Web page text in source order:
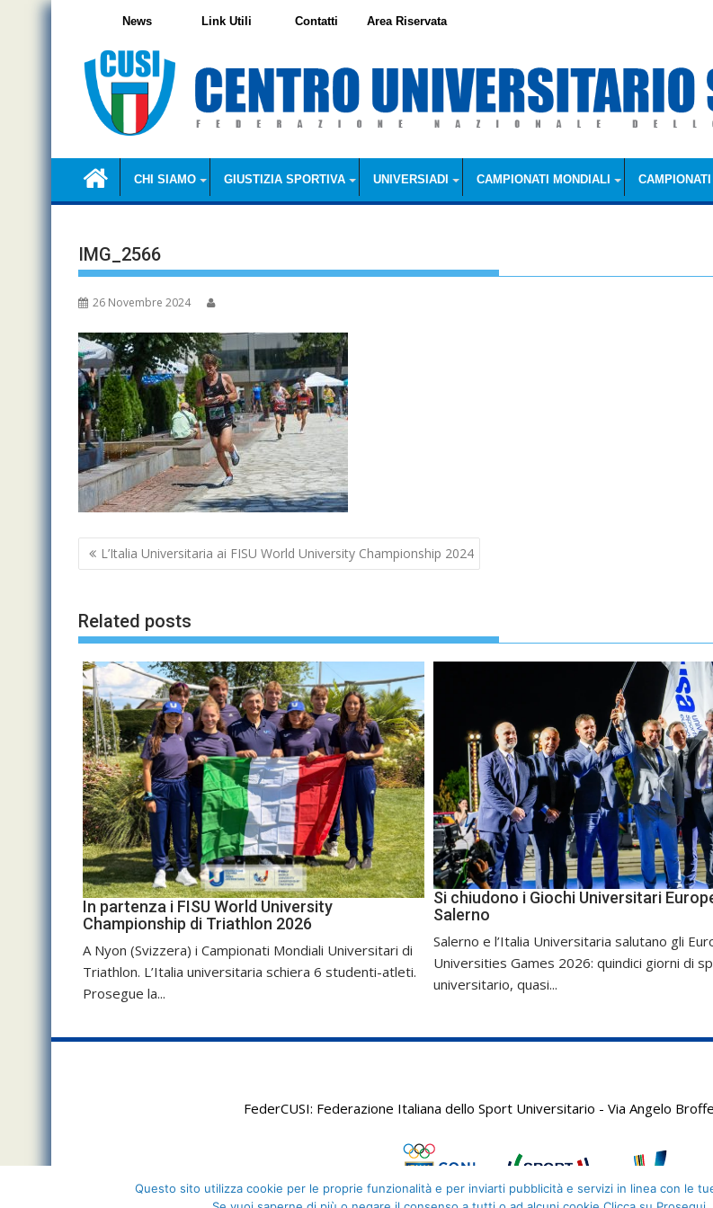
Skip
CHI SIAMO GIUSTIZIA SPORTIVA UNIVERSIADI CAMPIONATI MONDIALI
News Link Utili Contatti Area Riservata
IMG_2566
26 Novembre 2024
Navigazione
articoli
L’Italia Universitaria ai FISU World University Championship 2024
Related posts
In partenza i FISU World University
Championship di Triathlon 2026
A Nyon (Svizzera) i Campionati Mondiali Universitari di
Triathlon. L’Italia universitaria schiera 6 studenti-atleti.
Prosegue la...
Si chiudono i Giochi Universitari
Salerno
Salerno e l’Italia Universitaria salutano gli
Universities Games 2026: quindici giorni di
universitario, quasi...
FederCUSI: Federazione Italiana dello Sport Universitario - Via Angelo
Questo sito utilizza cookie per le proprie funzionalità e per inviarti pubblicità e servizi in linea con le